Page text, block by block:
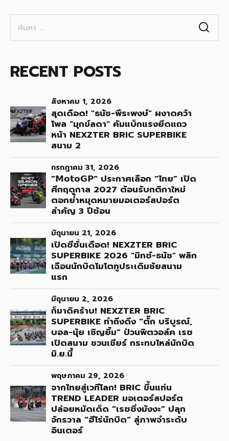
สำหรับ:
RECENT POSTS
สิงหาคม 1, 2026
สุดเดือด! "ธนัช-พีระพงษ์" ผงาดคว้า
โพล "มุกข์ลดา" คัมแบ็กแรงยึดแถว
หน้า NEXZTER BRIC SUPERBIKE
สนาม 2
กรกฎาคม 31, 2026
“𝗠𝗼𝘁𝗼𝗚𝗣” ประกาศเลือก “ไทย” เปิด
ศึกฤดูกาล 2027 ต้อนรับกติกาใหม่
ตอกย้ำหมุดหมายมอเตอร์สปอร์ต
สำคัญ 3 ปีซ้อน
มิถุนายน 21, 2026
เปิดซีซั่นเดือด! NEXZTER BRIC
SUPERBIKE 2026 "มิกซ์-ธนัช" พลิก
เฉือนนักบิดโมโตทูประเดิมชัยสนาม
แรก
มิถุนายน 2, 2026
ก็มาดิคร้าบ! NEXZTER BRIC
SUPERBIKE ทำถึงดึง “ตั๊ก บริบูรณ์,
บอล-นุ้ย เชิญยิ้ม” ป่วนพิตวอล์ค เรซ
เปิดสนาม ชวนเชียร์ กระทบไหล่นักบิด
มิ.ย.นี้
พฤษภาคม 29, 2026
จากไทยสู่เวทีโลก! BRIC ขึ้นแท่น
TREND LEADER มอเตอร์สปอร์ต
ปล่อยหมัดเด็ด “เรซซิ่งมังงะ” ปลุก
จักรวาล “ฮีโร่นักบิด” สู่ภาพจำระดับ
อินเตอร์